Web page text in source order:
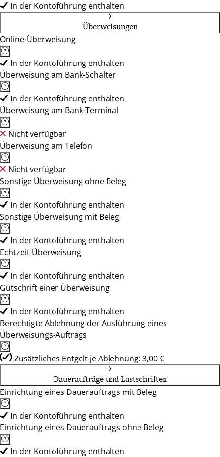
In der Kontoführung enthalten
Überweisungen
Online-Überweisung
In der Kontoführung enthalten
Überweisung am Bank-Schalter
In der Kontoführung enthalten
Überweisung am Bank-Terminal
Nicht verfügbar
Überweisung am Telefon
Nicht verfügbar
Sonstige Überweisung ohne Beleg
In der Kontoführung enthalten
Sonstige Überweisung mit Beleg
In der Kontoführung enthalten
Echtzeit-Überweisung
In der Kontoführung enthalten
Gutschrift einer Überweisung
In der Kontoführung enthalten
Berechtigte Ablehnung der Ausführung eines
Überweisungs-Auftrags
Zusätzliches Entgelt je Ablehnung: 3,00 €
Daueraufträge und Lastschriften
Einrichtung eines Dauerauftrags mit Beleg
In der Kontoführung enthalten
Einrichtung eines Dauerauftrags ohne Beleg
In der Kontoführung enthalten